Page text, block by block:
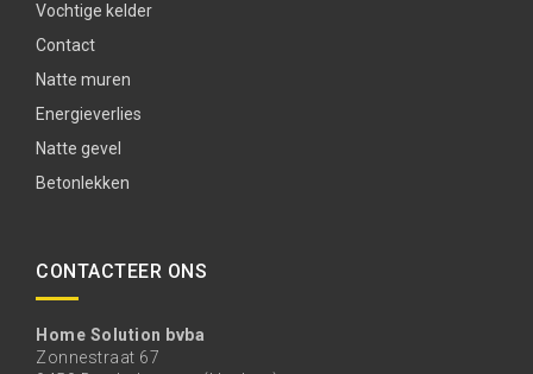
Vochtige kelder
Contact
Natte muren
Energieverlies
Natte gevel
Betonlekken
CONTACTEER ONS
Home Solution bvba
Zonnestraat 67